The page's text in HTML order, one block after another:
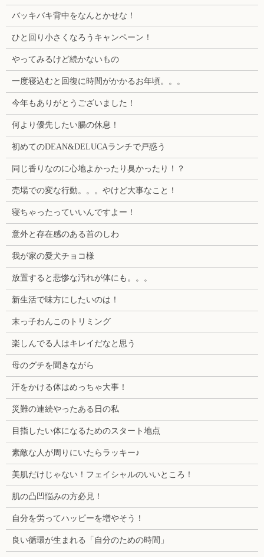
バッキバキ背中をなんとかせな！
ひと回り小さくなろうキャンペーン！
やってみるけど続かないもの
一度寝込むと回復に時間がかかるお年頃。。。
今年もありがとうございました！
何より優先したい腸の休息！
初めてのDEAN&DELUCAランチで戸惑う
同じ香りなのに心地よかったり臭かったり！？
売場での変な行動。。。やけど大事なこと！
寝ちゃったっていいんですよー！
意外と存在感のある首のしわ
我が家の愛犬チョコ様
放置すると悲惨な汚れが体にも。。。
新生活で味方にしたいのは！
末っ子わんこのトリミング
楽しんでる人はキレイだなと思う
母のグチを聞きながら
汗をかける体はめっちゃ大事！
災難の連続やったある日の私
目指したい体になるためのスタート地点
素敵な人が周りにいたらラッキー♪
美肌だけじゃない！フェイシャルのいいところ！
肌の凸凹悩みの方必見！
自分を労ってハッピーを増やそう！
良い循環が生まれる「自分のための時間」